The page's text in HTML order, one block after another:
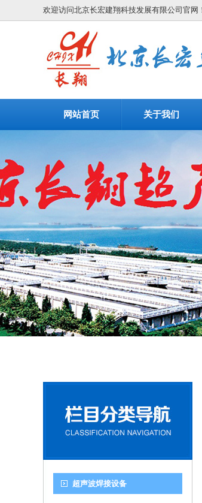
欢迎访问北京长宏建翔科技发展有限公司官网
网站首页 关于我们
超声波焊接设备